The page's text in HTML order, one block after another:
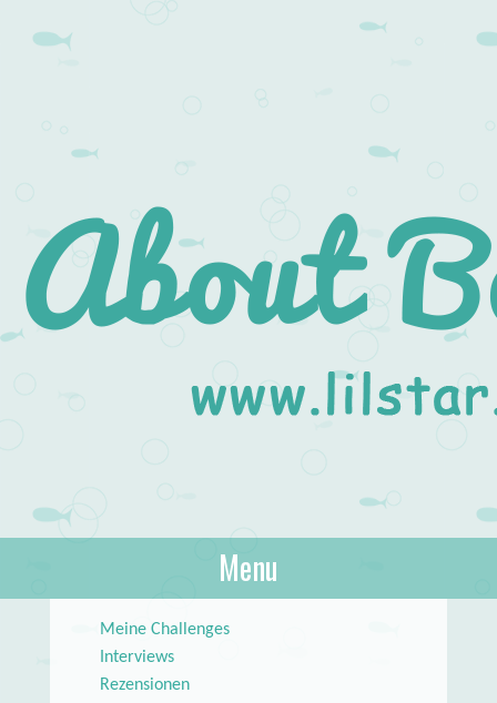
About Books
lilstar.de
Menu
Meine Challenges
Interviews
Rezensionen